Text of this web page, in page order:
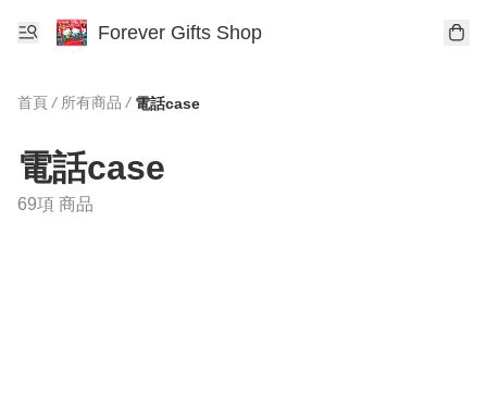
Forever Gifts Shop
首頁 / 所有商品 / 電話case
電話case
69項 商品